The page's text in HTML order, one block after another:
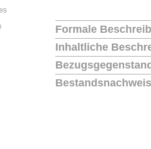
Formale
Inhaltliche
Bezugsgegenstand
Bestandsnachweis